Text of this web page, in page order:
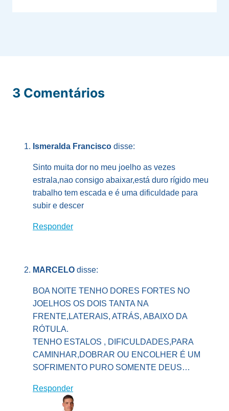
3 Comentários
Ismeralda Francisco disse:
Sinto muita dor no meu joelho as vezes
estrala,nao consigo abaixar,está duro rígido meu
trabalho tem escada e é uma dificuldade para
subir e descer
Responder
MARCELO disse:
BOA NOITE TENHO DORES FORTES NO
JOELHOS OS DOIS TANTA NA
FRENTE,LATERAIS, ATRÁS, ABAIXO DA
RÓTULA.
TENHO ESTALOS , DIFICULDADES,PARA
CAMINHAR,DOBRAR OU ENCOLHER É UM
SOFRIMENTO PURO SOMENTE DEUS…
Responder